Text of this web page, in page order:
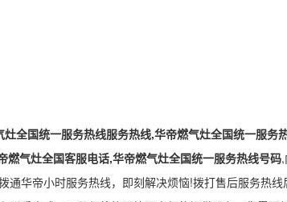
全国统一服务热线服务热线,华帝燃气灶全国统一服
气灶全国客服电话,华帝燃气灶全国统一服务热线号码
通华帝小时服务热线，即刻解决烦恼!拨打售后服务热